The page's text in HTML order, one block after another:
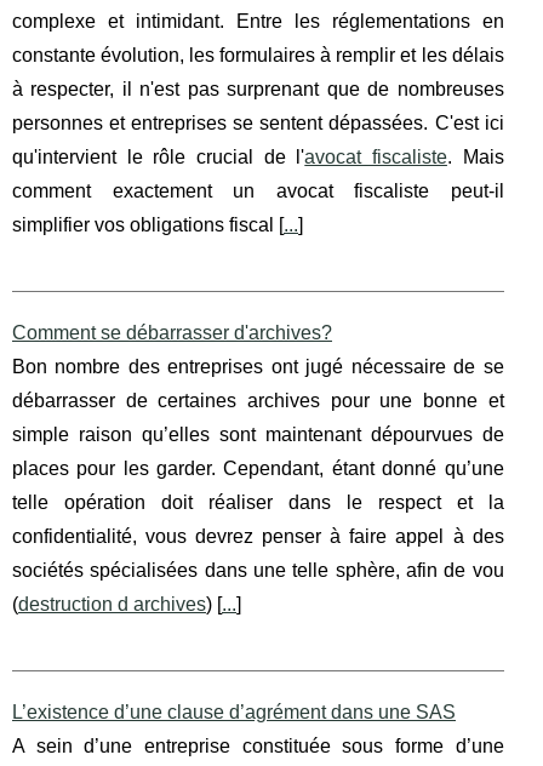
complexe et intimidant. Entre les réglementations en
constante évolution, les formulaires à remplir et les délais
à respecter, il n'est pas surprenant que de nombreuses
personnes et entreprises se sentent dépassées. C'est ici
qu'intervient le rôle crucial de l'avocat fiscaliste. Mais
comment exactement un avocat fiscaliste peut-il
simplifier vos obligations fiscal [...]
Comment se débarrasser d'archives?
Bon nombre des entreprises ont jugé nécessaire de se
débarrasser de certaines archives pour une bonne et
simple raison qu’elles sont maintenant dépourvues de
places pour les garder. Cependant, étant donné qu’une
telle opération doit réaliser dans le respect et la
confidentialité, vous devrez penser à faire appel à des
sociétés spécialisées dans une telle sphère, afin de vou
(destruction d archives) [...]
L’existence d’une clause d’agrément dans une SAS
A sein d’une entreprise constituée sous forme d’une